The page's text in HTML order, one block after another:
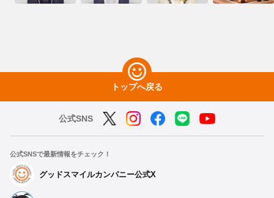
トップへ戻る
公式SNS
公式SNSで最新情報をチェック！
グッドスマイルカンパニー公式X